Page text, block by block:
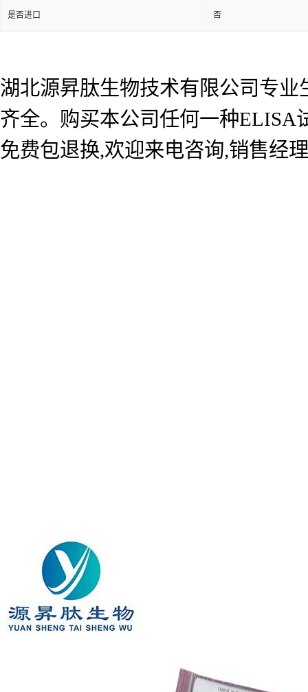
是否进口 否
湖北源昇肽生物技术有限公司专
齐全。购买本公司任何一种ELISA
免费包退换,欢迎来电咨询,销售经